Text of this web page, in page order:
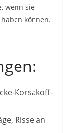
wenn sie
können.
Korsakoff-
Risse an